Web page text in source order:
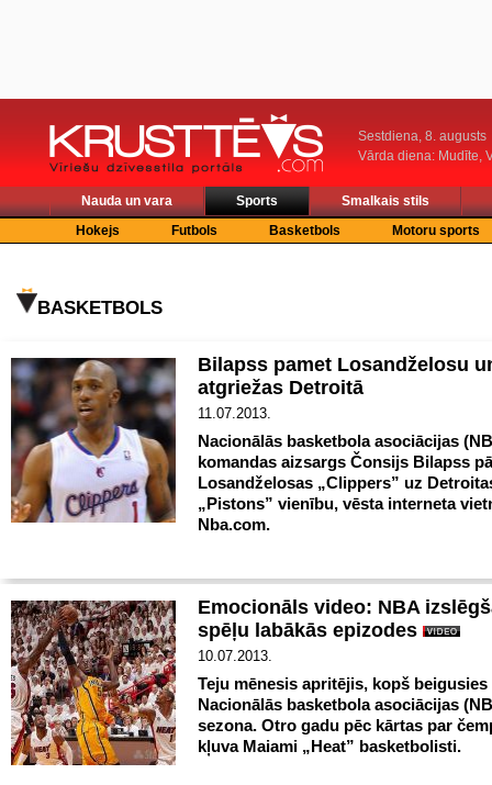
Sestdiena, 8. augusts
Vārda diena: Mudīte,
Nauda un vara Sports
Smalkais stils
Hokejs
Futbols Basketbols Motoru sports
BASKETBOLS
Bilapss pamet Losandželosu
atgriežas Detroitā
11.07.2013.
Nacionālās basketbola asociācijas
komandas aizsargs Čonsijs Bilapss
Losandželosas „Clippers” uz
„Pistons” vienību, vēsta interneta
Nba.com.
Emocionāls video: NBA
spēļu labākās epizodes
10.07.2013.
Teju mēnesis apritējis, kopš beigusies
Nacionālās basketbola asociācijas
sezona. Otro gadu pēc kārtas par
kļuva Maiami „Heat” basketbolisti.